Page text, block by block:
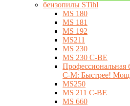
бензопилы STihl
MS 180
MS 181
MS 192
MS211
MS 230
MS 230 C-BE
Профессиональная
C-M: Быстрее!
MS250
MS 211 C-BE
MS 660